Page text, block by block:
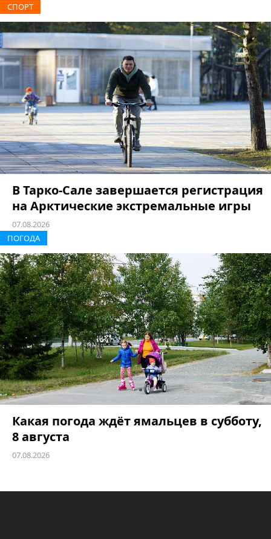
СПОРТ
В Тарко-Сале завершается регистрация
на Арктические экстремальные игры
07.08.2026
ПОГОДА
Какая погода ждёт ямальцев в субботу,
8 августа
07.08.2026